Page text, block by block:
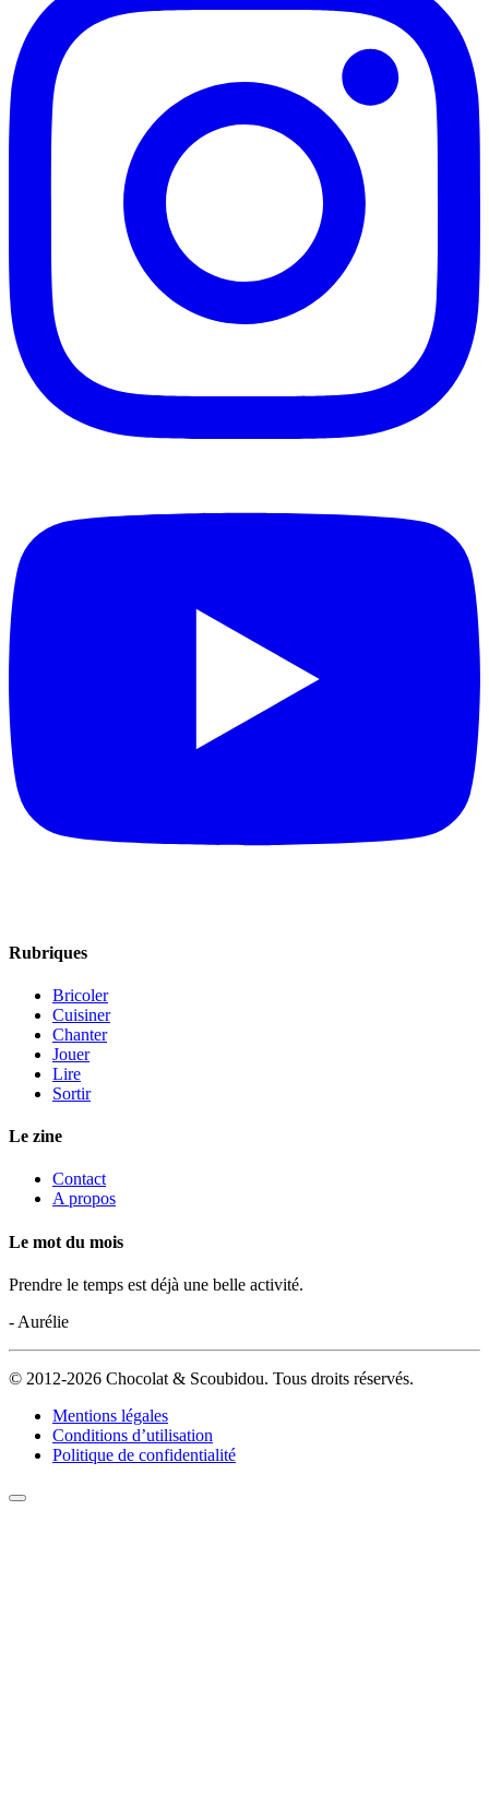
Rubriques
Bricoler
Cuisiner
Chanter
Jouer
Lire
Sortir
Le zine
Contact
A propos
Le mot du mois
Prendre le temps est déjà une belle activité.
- Aurélie
© 2012-2026 Chocolat & Scoubidou. Tous droits réservés.
Mentions légales
Conditions d’utilisation
Politique de confidentialité